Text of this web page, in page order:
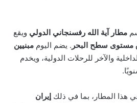
مطار آية الله رفسنجاني الدولي ويقع
. يضم اليوم مبنيين
والآخر للرحلات الدولية، ويخدم
المطار، بما في ذلك إيران